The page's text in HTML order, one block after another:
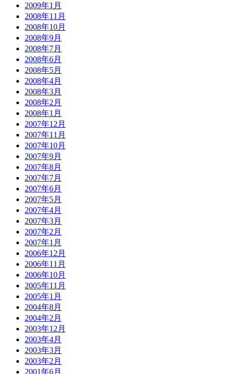
2009年1月
2008年11月
2008年10月
2008年9月
2008年7月
2008年6月
2008年5月
2008年4月
2008年3月
2008年2月
2008年1月
2007年12月
2007年11月
2007年10月
2007年9月
2007年8月
2007年7月
2007年6月
2007年5月
2007年4月
2007年3月
2007年2月
2007年1月
2006年12月
2006年11月
2006年10月
2005年11月
2005年1月
2004年8月
2004年2月
2003年12月
2003年4月
2003年3月
2003年2月
2001年6月